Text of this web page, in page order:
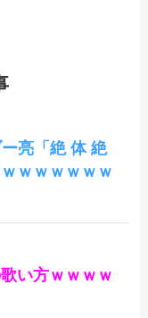
亮「絶 体 絶
ｗｗｗｗｗｗ
い方ｗｗｗｗ